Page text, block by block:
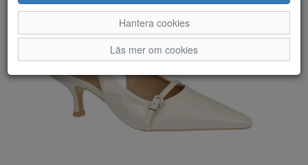
Hantera cookies
Läs mer om cookies